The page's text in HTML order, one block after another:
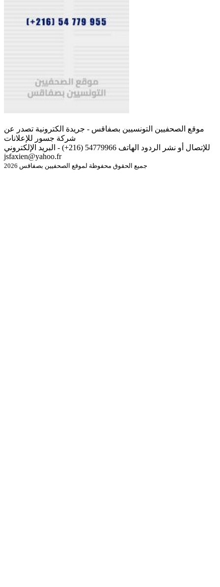
موقع الصحفيين التونسيين بصفاقس - جريدة الكترونية تصدر عن
شركة جسور للإعلانات
للإتصال أو نشر الردود الهاتف 54779966 (216+) - البريد الإلكتروني
jsfaxien@yahoo.fr
جميع الحقوق محفوظة لموقع الصحفيين بصفاقس 2026